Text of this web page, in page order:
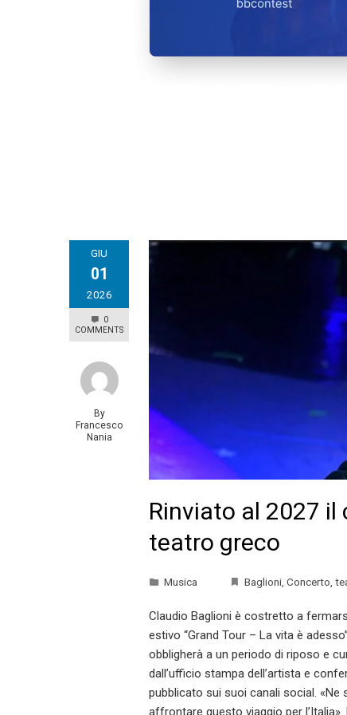
GIU
01
2026
0
COMMENTS
By
Francesco
Nania
Rinviato al 2027
teatro greco
Musica Baglioni Concerto
Claudio Baglioni è costretto a
estivo “Grand Tour – La vita è
obbligherà a un periodo di riposo e
dall’ufficio stampa dell’artista e
pubblicato sui suoi canali social.
affrontare questo viaggio per